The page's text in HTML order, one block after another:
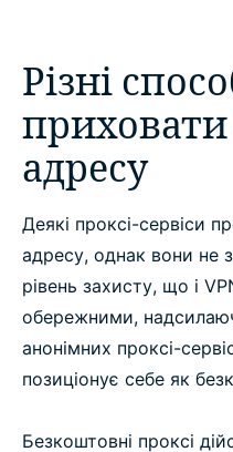
Різні
адресу
Деякі проксі-сервіси
адресу, однак вони не
рівень захисту, що і
обережними,
анонімних проксі-
позиціонує себе як
Безкоштовні проксі